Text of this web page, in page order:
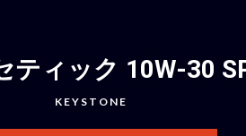
ティック 10W-30
KEYSTONE